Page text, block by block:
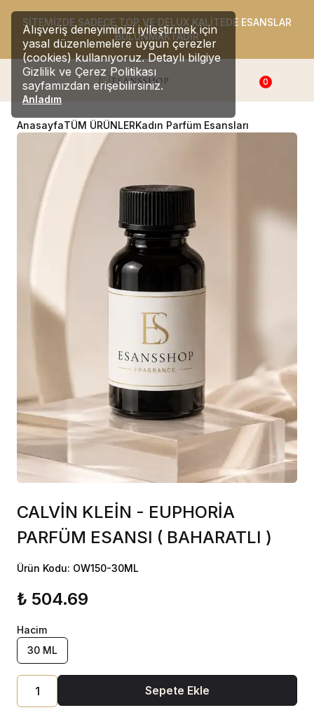
Alışveriş deneyiminizi iyileştirmek için
yasal düzenlemelere uygun çerezler
(cookies) kullanıyoruz. Detaylı bilgiye
Gizlilik ve Çerez Politikası
sayfamızdan erişebilirsiniz.
Anladım
SİTEMİZDE SADECE TOP VE DELUX KALİTEDE ESANSLAR
BULUNMAKTADIR
0
AnasayfaTÜM ÜRÜNLERKadın Parfüm Esansları
CALVİN KLEİN - EUPHORİA
PARFÜM ESANSI ( BAHARATLI )
Ürün Kodu: OW150-30ML
₺ 504.69
Hacim
30 ML
Sepete Ekle